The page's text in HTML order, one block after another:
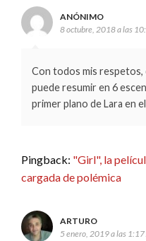
ANÓNIMO
8 octubre, 2018 a las
Con todos mis respetos,
puede resumir en 6
primer plano de Lara en
Pingback: "Girl", la
cargada de polémica
ARTURO
5 enero, 2019 a las 1:17